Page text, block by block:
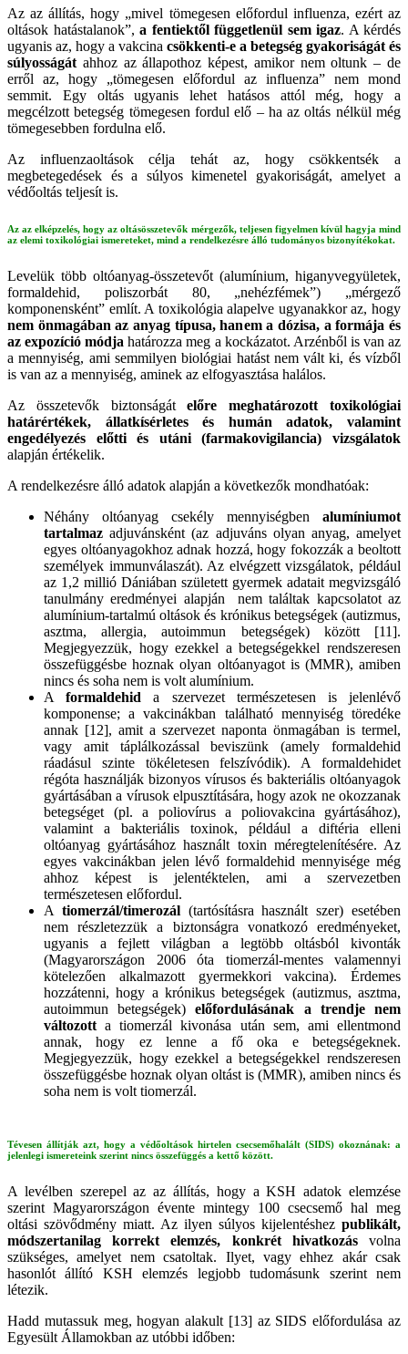
Az az állítás, hogy „mivel tömegesen előfordul influenza, ezért az
oltások hatástalanok”, a fentiektől függetlenül sem igaz. A kérdés
ugyanis az, hogy a vakcina csökkenti-e a betegség gyakoriságát és
súlyosságát ahhoz az állapothoz képest, amikor nem oltunk – de
erről az, hogy „tömegesen előfordul az influenza” nem mond
semmit. Egy oltás ugyanis lehet hatásos attól még, hogy a
megcélzott betegség tömegesen fordul elő – ha az oltás nélkül még
tömegesebben fordulna elő.
Az influenzaoltások célja tehát az, hogy csökkentsék a
megbetegedések és a súlyos kimenetel gyakoriságát, amelyet a
védőoltás teljesít is.
Az az elképzelés, hogy az oltásösszetevők mérgezők, teljesen figyelmen kívül hagyja mind
az elemi toxikológiai ismereteket, mind a rendelkezésre álló tudományos bizonyítékokat.
Levelük több oltóanyag-összetevőt (alumínium, higanyvegyületek,
formaldehid, poliszorbát 80, „nehézfémek”) „mérgező
komponensként” említ. A toxikológia alapelve ugyanakkor az, hogy
nem önmagában az anyag típusa, hanem a dózisa, a formája és
az expozíció módja határozza meg a kockázatot. Arzénből is van az
a mennyiség, ami semmilyen biológiai hatást nem vált ki, és vízből
is van az a mennyiség, aminek az elfogyasztása halálos.
Az összetevők biztonságátelőre meghatározott toxikológiai
határértékek, állatkísérletes és humán adatok, valamint
engedélyezés előtti és utáni (farmakovigilancia) vizsgálatok
alapján értékelik.
A rendelkezésre álló adatok alapján a következők mondhatóak:
Néhány oltóanyag csekély mennyiségben alumíniumot
tartalmaz adjuvánsként (az adjuváns olyan anyag, amelyet
egyes oltóanyagokhoz adnak hozzá, hogy fokozzák a beoltott
személyek immunválaszát). Az elvégzett vizsgálatok, például
az 1,2 millió Dániában született gyermek adatait megvizsgáló
tanulmány eredményei alapján nem találtak kapcsolatot az
alumínium-tartalmú oltások és krónikus betegségek (autizmus,
asztma, allergia, autoimmun betegségek) között [11].
Megjegyezzük, hogy ezekkel a betegségekkel rendszeresen
összefüggésbe hoznak olyan oltóanyagot is (MMR), amiben
nincs és soha nem is volt alumínium.
Aformaldehid a szervezet természetesen is jelenlévő
komponense; a vakcinákban található mennyiség töredéke
annak [12], amit a szervezet naponta önmagában is termel,
vagy amit táplálkozással beviszünk (amely formaldehid
ráadásul szinte tökéletesen felszívódik). A formaldehidet
régóta használják bizonyos vírusos és bakteriális oltóanyagok
gyártásában a vírusok elpusztítására, hogy azok ne okozzanak
betegséget (pl. a poliovírus a poliovakcina gyártásához),
valamint a bakteriális toxinok, például a diftéria elleni
oltóanyag gyártásához használt toxin méregtelenítésére. Az
egyes vakcinákban jelen lévő formaldehid mennyisége még
ahhoz képest is jelentéktelen, ami a szervezetben
természetesen előfordul.
A tiomerzál/timerozál(tartósításra használt szer) esetében
nem részletezzük a biztonságra vonatkozó eredményeket,
ugyanis a fejlett világban a legtöbb oltásból kivonták
(Magyarországon 2006 óta tiomerzál-mentes valamennyi
kötelezően alkalmazott gyermekkori vakcina). Érdemes
hozzátenni, hogy a krónikus betegségek (autizmus, asztma,
autoimmun betegségek)előfordulásának a trendje
nem
változott a tiomerzál kivonása után sem, ami ellentmond
annak, hogy ez lenne a fő oka e betegségeknek.
Megjegyezzük, hogy ezekkel a betegségekkel rendszeresen
összefüggésbe hoznak olyan oltást is (MMR), amiben nincs és
soha nem is volt tiomerzál.
Tévesen állítják azt, hogy a védőoltások hirtelen csecsemőhalált (SIDS) okoznának: a
jelenlegi ismereteink szerint nincs összefüggés a kettő között.
A levélben szerepel az az állítás, hogy a KSH adatok elemzése
szerint Magyarországon évente mintegy 100 csecsemő hal meg
oltási szövődmény miatt. Az ilyen súlyos kijelentéshez publikált,
módszertanilag korrekt elemzés, konkrét hivatkozásvolna
szükséges, amelyet nem csatoltak. Ilyet, vagy ehhez akár csak
hasonlót állító KSH elemzés legjobb tudomásunk szerint nem
létezik.
Hadd mutassuk meg, hogyan alakult [13] az SIDS előfordulása az
Egyesült Államokban az utóbbi időben: